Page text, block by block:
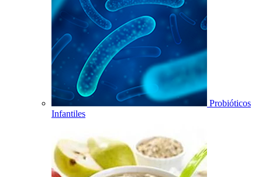
Probióticos
Infantiles